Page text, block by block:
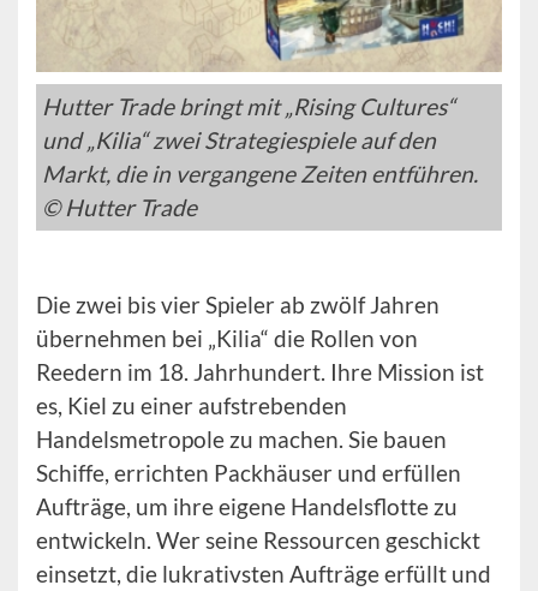
Hutter Trade bringt mit „Rising Cultures“
und „Kilia“ zwei Strategiespiele auf den
Markt, die in vergangene Zeiten entführen.
© Hutter Trade
Die zwei bis vier Spieler ab zwölf Jahren
übernehmen bei „Kilia“ die Rollen von
Reedern im 18. Jahrhundert. Ihre Mission ist
es, Kiel zu einer aufstrebenden
Handelsmetropole zu machen. Sie bauen
Schiffe, errichten Packhäuser und erfüllen
Aufträge, um ihre eigene Handelsflotte zu
entwickeln. Wer seine Ressourcen geschickt
einsetzt, die lukrativsten Aufträge erfüllt und